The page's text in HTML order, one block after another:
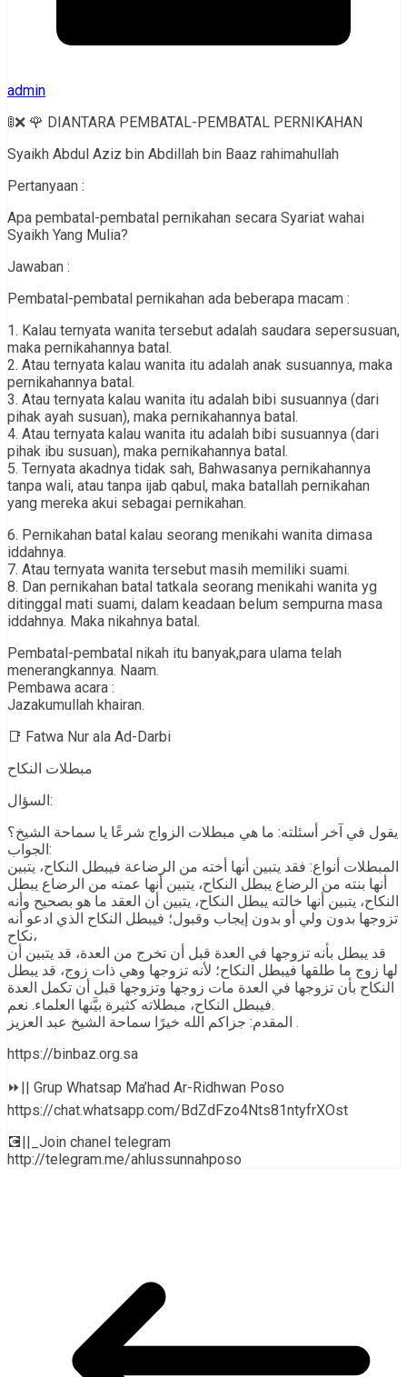
admin
🚦❌ 🌹 DIANTARA PEMBATAL-PEMBATAL PERNIKAHAN
Syaikh Abdul Aziz bin Abdillah bin Baaz rahimahullah
Pertanyaan :
Apa pembatal-pembatal pernikahan secara Syariat wahai
Syaikh Yang Mulia?
Jawaban :
Pembatal-pembatal pernikahan ada beberapa macam :
1. Kalau ternyata wanita tersebut adalah saudara sepersusuan,
maka pernikahannya batal.
2. Atau ternyata kalau wanita itu adalah anak susuannya, maka
pernikahannya batal.
3. Atau ternyata kalau wanita itu adalah bibi susuannya (dari
pihak ayah susuan), maka pernikahannya batal.
4. Atau ternyata kalau wanita itu adalah bibi susuannya (dari
pihak ibu susuan), maka pernikahannya batal.
5. Ternyata akadnya tidak sah, Bahwasanya pernikahannya
tanpa wali, atau tanpa ijab qabul, maka batallah pernikahan
yang mereka akui sebagai pernikahan.
6. Pernikahan batal kalau seorang menikahi wanita dimasa
iddahnya.
7. Atau ternyata wanita tersebut masih memiliki suami.
8. Dan pernikahan batal tatkala seorang menikahi wanita yg
ditinggal mati suami, dalam keadaan belum sempurna masa
iddahnya. Maka nikahnya batal.
Pembatal-pembatal nikah itu banyak,para ulama telah
menerangkannya. Naam.
Pembawa acara :
Jazakumullah khairan.
📑 Fatwa Nur ala Ad-Darbi
مبطلات النكاح
السؤال:
يقول في آخر أسئلته: ما هي مبطلات الزواج شرعًا يا سماحة الشيخ؟
الجواب:
المبطلات أنواع: فقد يتبين أنها أخته من الرضاعة فيبطل النكاح، يتبين
أنها بنته من الرضاع يبطل النكاح، يتبين أنها عمته من الرضاع يبطل
النكاح، يتبين أنها خالته يبطل النكاح، يتبين أن العقد ما هو بصحيح وأنه
تزوجها بدون ولي أو بدون إيجاب وقبول؛ فيبطل النكاح الذي ادعو أنه
نكاح،
قد يبطل بأنه تزوجها في العدة قبل أن تخرج من العدة، قد يتبين أن
لها زوج ما طلقها فيبطل النكاح؛ لأنه تزوجها وهي ذات زوج، قد يبطل
النكاح بأن تزوجها في العدة مات زوجها وتزوجها قبل أن تكمل العدة
فيبطل النكاح، مبطلاته كثيرة بيَّنها العلماء. نعم.
المقدم: جزاكم الله خيرًا سماحة الشيخ عبد العزيز .
https://binbaz.org.sa
⏩|| Grup Whatsap Ma’had Ar-Ridhwan Poso
https://chat.whatsapp.com/BdZdFzo4Nts81ntyfrXOst
💽||_Join chanel telegram
http://telegram.me/ahlussunnahposo